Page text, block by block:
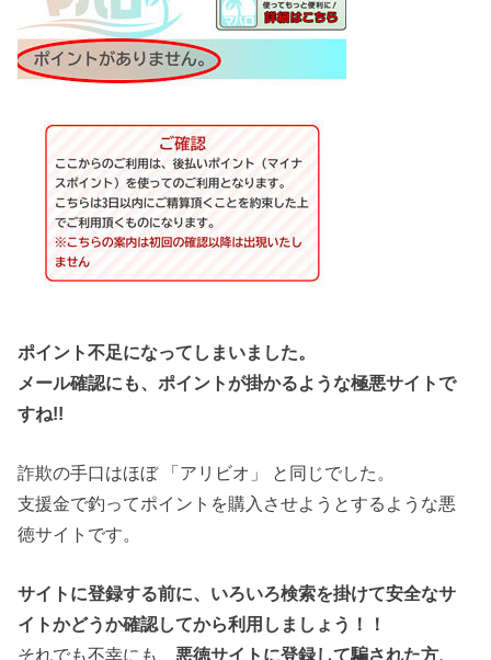
ポイント不足になってしまいました。
メール確認にも、ポイントが掛かるような極悪サイトで
すね!!
詐欺の手口はほぼ 「アリビオ」 と同じでした。
支援金で釣ってポイントを購入させようとするような悪
徳サイトです。
サイトに登録する前に、いろいろ検索を掛けて安全なサ
イトかどうか確認してから利用しましょう！！
それでも不幸にも、 悪徳サイトに登録して騙された方、